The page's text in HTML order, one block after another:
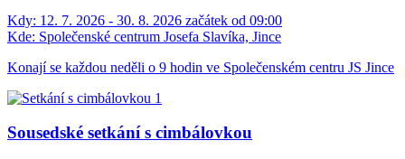
Kdy: 12. 7. 2026 - 30. 8. 2026 začátek od 09:00
Kde: Společenské centrum Josefa Slavíka, Jince
Konají se každou neděli o 9 hodin ve Společenském centru JS Jince
Sousedské setkání s cimbálovkou